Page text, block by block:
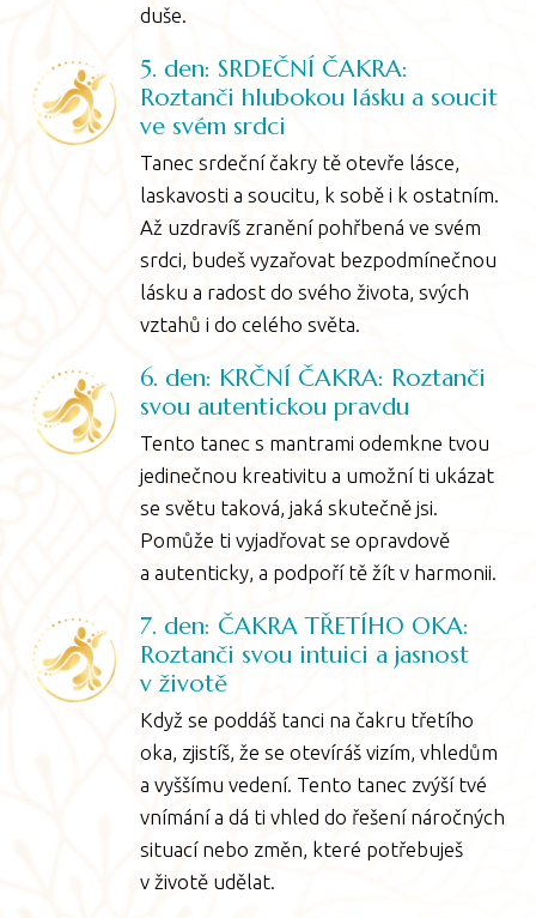
duše.
5. den: SRDEČNÍ ČAKRA:
Roztanči hlubokou lásku a soucit
ve svém srdci
Tanec srdeční čakry tě otevře lásce,
laskavosti a soucitu, k sobě i k ostatním.
Až uzdravíš zranění pohřbená ve svém
srdci, budeš vyzařovat bezpodmínečnou
lásku a radost do svého života, svých
vztahů i do celého světa.
6. den: KRČNÍ ČAKRA: Roztanči
svou autentickou pravdu
Tento tanec s mantrami odemkne tvou
jedinečnou kreativitu a umožní ti ukázat
se světu taková, jaká skutečně jsi.
Pomůže ti vyjadřovat se opravdově
a autenticky, a podpoří tě žít v harmonii.
7. den: ČAKRA TŘETÍHO OKA:
Roztanči svou intuici a jasnost
v životě
Když se poddáš tanci na čakru třetího
oka, zjistíš, že se otevíráš vizím, vhledům
a vyššímu vedení. Tento tanec zvýší tvé
vnímání a dá ti vhled do řešení náročných
situací nebo změn, které potřebuješ
v životě udělat.